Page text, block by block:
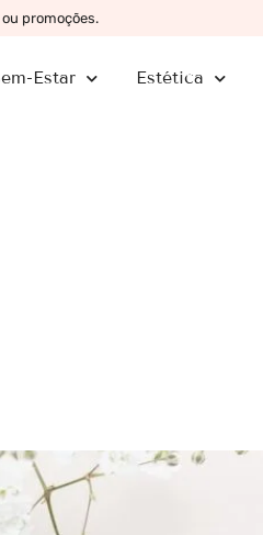
promoções.
Estar Estética